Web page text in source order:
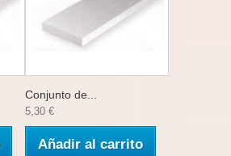
Conjunto de...
5,30 €
Añadir al carrito